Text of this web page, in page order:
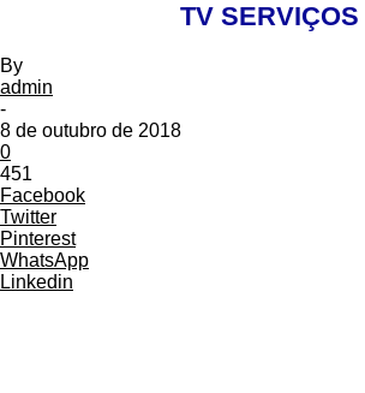
TV SERVIÇOS
By
admin
-
8 de outubro de 2018
0
451
Facebook
Twitter
Pinterest
WhatsApp
Linkedin